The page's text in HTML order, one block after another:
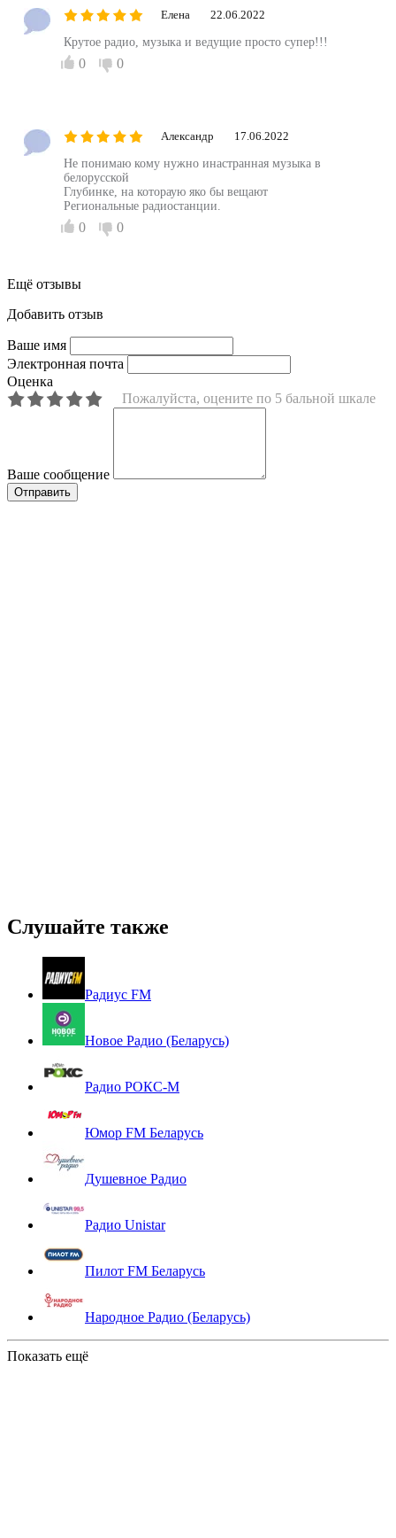
Елена 22.06.2022
Крутое радио, музыка и ведущие просто супер!!!
0 0
Александр 17.06.2022
Не понимаю кому нужно инастранная музыка в
белорусской
Глубинке, на котораую яко бы вещают
Региональные радиостанции.
0 0
Ещё отзывы
Добавить отзыв
Ваше имя
Электронная почта
Оценка
Пожалуйста, оцените по 5 бальной шкале
Ваше сообщение
Слушайте также
Радиус FM
Новое Радио (Беларусь)
Радио РОКС-М
Юмор FM Беларусь
Душевное Радио
Радио Unistar
Пилот FM Беларусь
Народное Радио (Беларусь)
Показать ещё